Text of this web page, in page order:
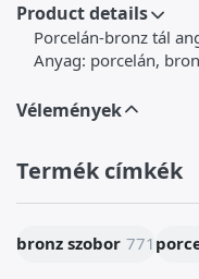
Product details
Porcelán-bronz tál
Anyag: porcelán,
Vélemények
Termék címkék
bronz szobor 771